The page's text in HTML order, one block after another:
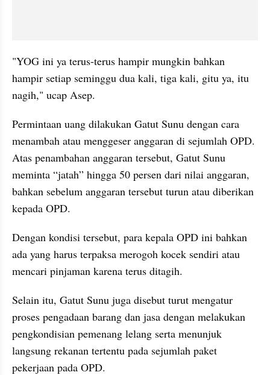
"YOG ini ya terus-terus hampir mungkin bahkan
hampir setiap seminggu dua kali, tiga kali, gitu ya, itu
nagih," ucap Asep.
Permintaan uang dilakukan Gatut Sunu dengan cara
menambah atau menggeser anggaran di sejumlah OPD.
Atas penambahan anggaran tersebut, Gatut Sunu
meminta “jatah” hingga 50 persen dari nilai anggaran,
bahkan sebelum anggaran tersebut turun atau diberikan
kepada OPD.
Dengan kondisi tersebut, para kepala OPD ini bahkan
ada yang harus terpaksa merogoh kocek sendiri atau
mencari pinjaman karena terus ditagih.
Selain itu, Gatut Sunu juga disebut turut mengatur
proses pengadaan barang dan jasa dengan melakukan
pengkondisian pemenang lelang serta menunjuk
langsung rekanan tertentu pada sejumlah paket
pekerjaan pada OPD.